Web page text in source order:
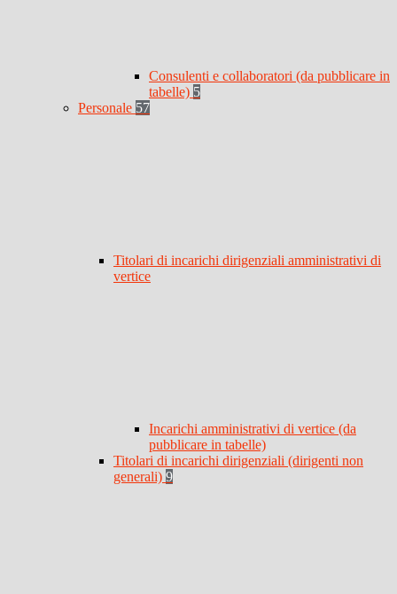
Consulenti e collaboratori (da pubblicare in
tabelle) 5
Personale 57
Titolari di incarichi dirigenziali amministrativi di
vertice
Incarichi amministrativi di vertice (da
pubblicare in tabelle)
Titolari di incarichi dirigenziali (dirigenti non
generali) 9